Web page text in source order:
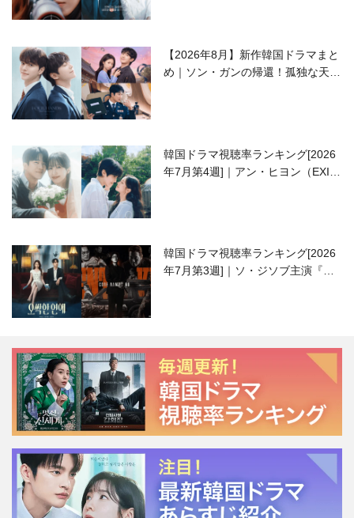
【2026年8月】新作韓国ドラマまと
め｜ソン・ガンの帰還！孤独な天才
韓国ドラマ視聴率ランキング[2026
年7月第4週]｜アン・ヒヨン（EXID
韓国ドラマ視聴率ランキング[2026
年7月第3週]｜ソ・ジソブ主演『エ